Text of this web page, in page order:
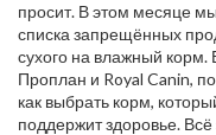
просит. В этом месяце
списка запрещённых
сухого на влажный
Проплан и Royal Canin,
как выбрать корм,
поддержит здоровье.